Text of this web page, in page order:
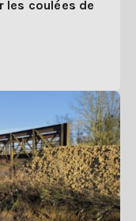
les coulées de